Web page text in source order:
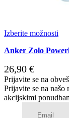
Izberite možnosti
Anker Zolo
26,90 €
Prijavite se na
Prijavite se na
akcijskimi